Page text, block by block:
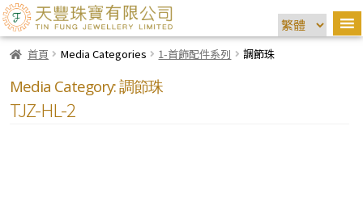
首頁 Media Categories 1-首飾配件系列 調節珠
Media Category:調節珠
TJZ-HL-2